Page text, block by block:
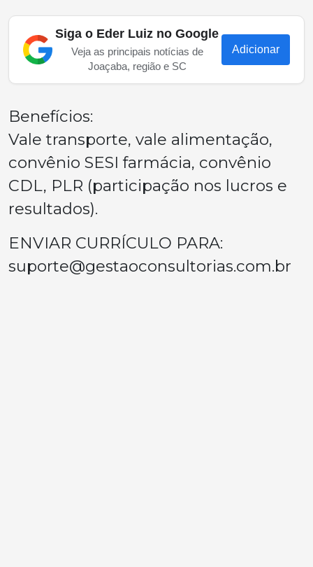
Siga o Eder Luiz no Google
Veja as principais notícias de
Joaçaba, região e SC
Adicionar
Benefícios:
Vale transporte, vale alimentação,
convênio SESI farmácia, convênio
CDL, PLR (participação nos lucros e
resultados).
ENVIAR CURRÍCULO PARA:
suporte@gestaoconsultorias.com.br